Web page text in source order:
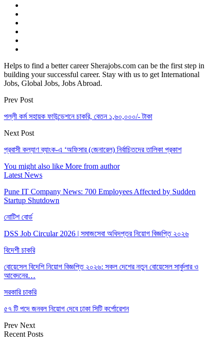
Helps to find a better career Sherajobs.com can be the first step in
building your successful career. Stay with us to get International
Jobs, Global Jobs, Jobs Abroad.
Prev Post
পল্লী কর্ম সহায়ক ফাউন্ডেশনে চাকরি, বেতন ১,৬০,০০০/- টাকা
Next Post
প্রবাসী কল্যাণ ব্যাংক-এ ‘অফিসার (জেনারেল) নির্বাচিতদের তালিকা প্রকাশ
You might also like More from author
Latest News
Pune IT Company News: 700 Employees Affected by Sudden
Startup Shutdown
নোটিশ বোর্ড
DSS Job Circular 2026 | সমাজসেবা অধিদপ্তর নিয়োগ বিজ্ঞপ্তি ২০২৬
বিদেশী চাকরি
বোয়েসেল বিদেশি নিয়োগ বিজ্ঞপ্তি ২০২৬: সকল দেশের নতুন বোয়েসেল সার্কুলার ও
আবেদনের…
সরকারি চাকরি
৫৭ টি পদে জনবল নিয়োগ দেবে ঢাকা সিটি কর্পোরেশন
Prev Next
Recent Posts